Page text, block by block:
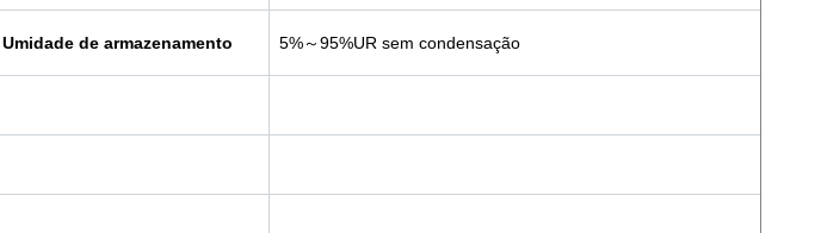
Umidade de armazenamento 5%～95%UR sem condensação